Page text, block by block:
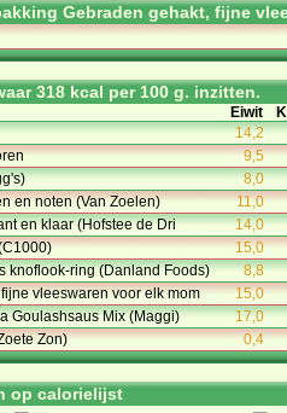
Gebraden gehakt, fijne
318 kcal per 100 g. inzitten.
Eiwit
14,2
9,5
8,0
en noten (Van Zoelen)
11,0
en klaar (Hofstee de Dri
14,0
15,0
knoflook-ring (Danland Foods)
8,8
vleeswaren voor elk mom
15,0
Goulashsaus Mix (Maggi)
17,0
Zon)
0,4
op calorielijst